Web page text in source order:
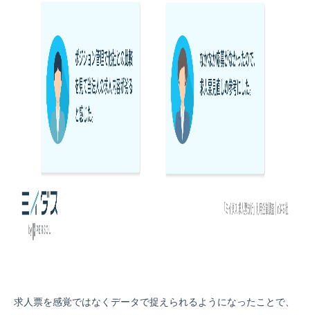
求人票を感覚ではなくデータで捉えられるようになったことで、